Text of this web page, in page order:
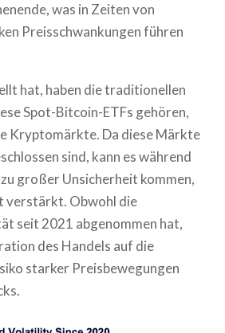
was in Zeiten von
Preisschwankungen führen
hat, haben die traditionellen
Spot-Bitcoin-ETFs gehören,
Kryptomärkte. Da diese Märkte
sind, kann es während
großer Unsicherheit kommen,
verstärkt. Obwohl die
seit 2021 abgenommen hat,
des Handels auf die
starker Preisbewegungen